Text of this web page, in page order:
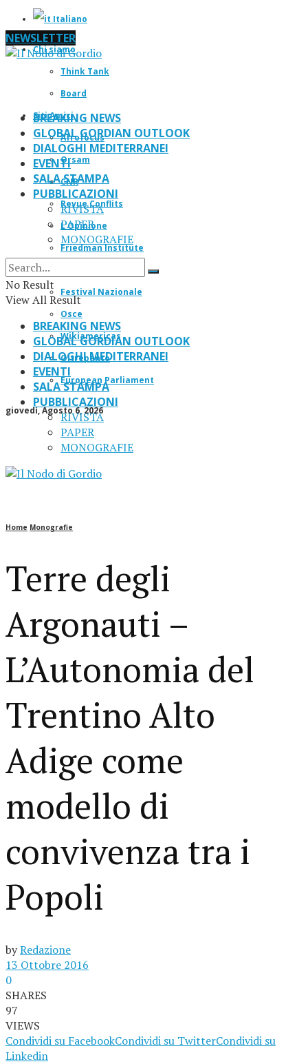
Italiano
Chi siamo
Think Tank
Board
Siti Amici
Afrofocus
Orsam
CNR
Revue Conflits
L’Opinione
Friedman Institute
Festival Nazionale
Osce
Wikiamericas
Oltrepanto
European Parliament
giovedì, Agosto 6, 2026
NEWSLETTER
BREAKING NEWS
GLOBAL GORDIAN OUTLOOK
DIALOGHI MEDITERRANEI
EVENTI
SALA STAMPA
PUBBLICAZIONI
RIVISTA
PAPER
MONOGRAFIE
No Result
View All Result
BREAKING NEWS
GLOBAL GORDIAN OUTLOOK
DIALOGHI MEDITERRANEI
EVENTI
SALA STAMPA
PUBBLICAZIONI
RIVISTA
PAPER
MONOGRAFIE
Home Monografie
Terre degli
Argonauti –
L’Autonomia del
Trentino Alto
Adige come
modello di
convivenza tra i
Popoli
byRedazione
13 Ottobre 2016
0
SHARES
97
VIEWS
Condividi su FacebookCondividi su TwitterCondividi su
Linkedin